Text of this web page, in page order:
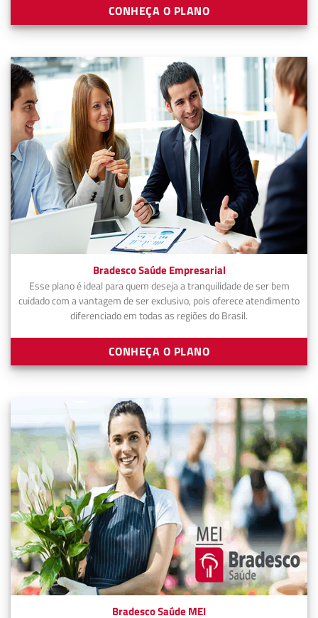
CONHEÇA O PLANO
Bradesco Saúde Empresarial
Esse plano é ideal para quem deseja a tranquilidade de ser bem
cuidado com a vantagem de ser exclusivo, pois oferece atendimento
diferenciado em todas as regiões do Brasil.
CONHEÇA O PLANO
Bradesco Saúde MEI